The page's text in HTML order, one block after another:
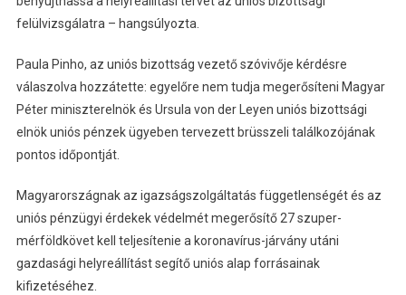
felülvizsgálatra – hangsúlyozta.
Paula Pinho, az uniós bizottság vezető szóvivője kérdésre
válaszolva hozzátette: egyelőre nem tudja megerősíteni Magyar
Péter miniszterelnök és Ursula von der Leyen uniós bizottsági
elnök uniós pénzek ügyeben tervezett brüsszeli találkozójának
pontos időpontját.
Magyarországnak az igazságszolgáltatás függetlenségét és az
uniós pénzügyi érdekek védelmét megerősítő 27 szuper-
mérföldkövet kell teljesítenie a koronavírus-járvány utáni
gazdasági helyreállítást segítő uniós alap forrásainak
kifizetéséhez.